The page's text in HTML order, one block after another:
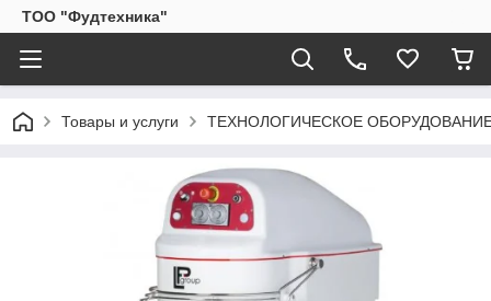
ТОО "Фудтехника"
Товары и услуги ТЕХНОЛОГИЧЕСКОЕ ОБОРУДОВАНИЕ.